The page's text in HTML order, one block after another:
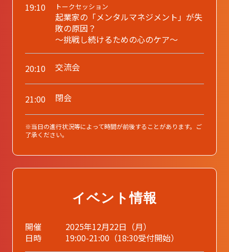
19:10 トークセッション
起業家の「メンタルマネジメント」が失
敗の原因？
～挑戦し続けるための心のケア～
20:10 交流会
21:00 閉会
※当日の進行状況等によって時間が前後することがあります。ご
了承ください。
イベント情報
開催
日時
2025年12月22日（月）
19:00-21:00（18:30受付開始）